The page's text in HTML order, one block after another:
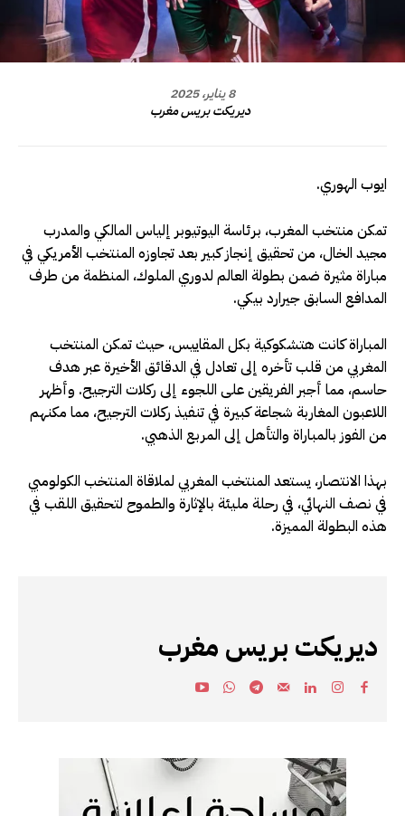
8 يناير، 2025
ديريكت بريس مغرب
ايوب الهوري.
تمكن منتخب المغرب، برئاسة اليوتيوبر إلياس المالكي والمدرب
مجيد الخال، من تحقيق إنجاز كبير بعد تجاوزه المنتخب الأمريكي في
مباراة مثيرة ضمن بطولة العالم لدوري الملوك، المنظمة من طرف
المدافع السابق جيرارد بيكي.
المباراة كانت هتشكوكية بكل المقاييس، حيث تمكن المنتخب
المغربي من قلب تأخره إلى تعادل في الدقائق الأخيرة عبر هدف
حاسم، مما أجبر الفريقين على اللجوء إلى ركلات الترجيح. وأظهر
اللاعبون المغاربة شجاعة كبيرة في تنفيذ ركلات الترجيح، مما مكنهم
من الفوز بالمباراة والتأهل إلى المربع الذهبي.
بهذا الانتصار، يستعد المنتخب المغربي لملاقاة المنتخب الكولومبي
في نصف النهائي، في رحلة مليئة بالإثارة والطموح لتحقيق اللقب في
هذه البطولة المميزة.
ديريكت بريس مغرب